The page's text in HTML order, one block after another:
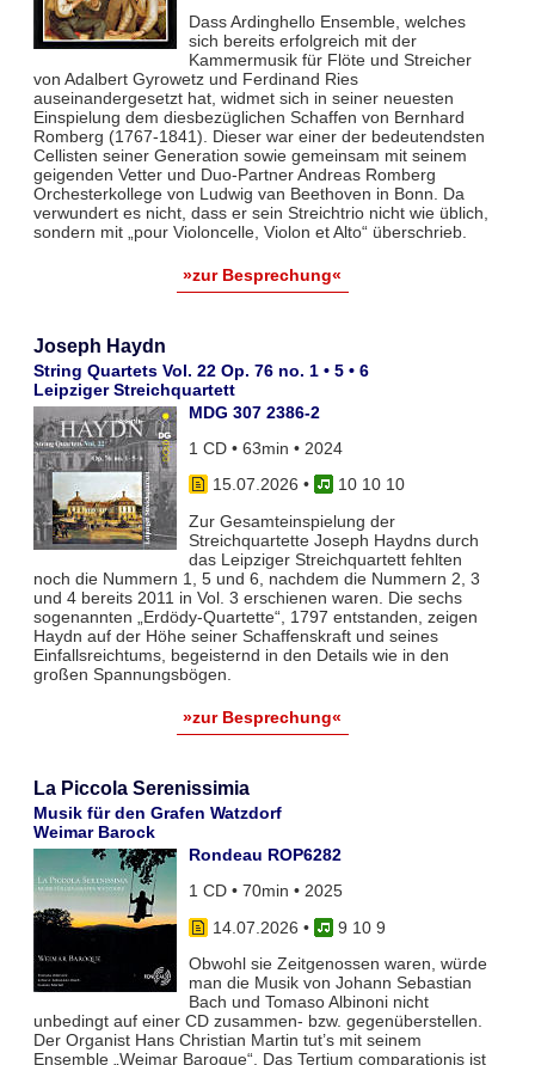
Dass Ardinghello Ensemble, welches
sich bereits erfolgreich mit der
Kammermusik für Flöte und Streicher
von Adalbert Gyrowetz und Ferdinand Ries
auseinandergesetzt hat, widmet sich in seiner neuesten
Einspielung dem diesbezüglichen Schaffen von Bernhard
Romberg (1767-1841). Dieser war einer der bedeutendsten
Cellisten seiner Generation sowie gemeinsam mit seinem
geigenden Vetter und Duo-Partner Andreas Romberg
Orchesterkollege von Ludwig van Beethoven in Bonn. Da
verwundert es nicht, dass er sein Streichtrio nicht wie üblich,
sondern mit „pour Violoncelle, Violon et Alto“ überschrieb.
»zur Besprechung«
Joseph Haydn
String Quartets Vol. 22 Op. 76 no. 1 • 5 • 6
Leipziger Streichquartett
MDG 307 2386-2
1 CD • 63min • 2024
15.07.2026 •
10 10 10
Zur Gesamteinspielung der
Streichquartette Joseph Haydns durch
das Leipziger Streichquartett fehlten
noch die Nummern 1, 5 und 6, nachdem die Nummern 2, 3
und 4 bereits 2011 in Vol. 3 erschienen waren. Die sechs
sogenannten „Erdödy-Quartette“, 1797 entstanden, zeigen
Haydn auf der Höhe seiner Schaffenskraft und seines
Einfallsreichtums, begeisternd in den Details wie in den
großen Spannungsbögen.
»zur Besprechung«
La Piccola Serenissimia
Musik für den Grafen Watzdorf
Weimar Barock
Rondeau ROP6282
1 CD • 70min • 2025
14.07.2026 •
9 10 9
Obwohl sie Zeitgenossen waren, würde
man die Musik von Johann Sebastian
Bach und Tomaso Albinoni nicht
unbedingt auf einer CD zusammen- bzw. gegenüberstellen.
Der Organist Hans Christian Martin tut’s mit seinem
Ensemble „Weimar Baroque“. Das Tertium comparationis ist